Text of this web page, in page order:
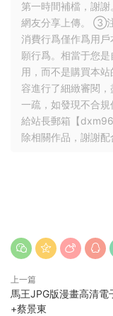
第一時間補檔，謝
網友分享上傳。 ③
消費行爲僅作爲用
願行爲。相當于您
用，而不是購買本
容進行了細緻審閱
一疏，如發現不合
給站長郵箱【
除相關作品，謝謝配
上一篇
馬王JPG版漫畫高清電
+蔡景東